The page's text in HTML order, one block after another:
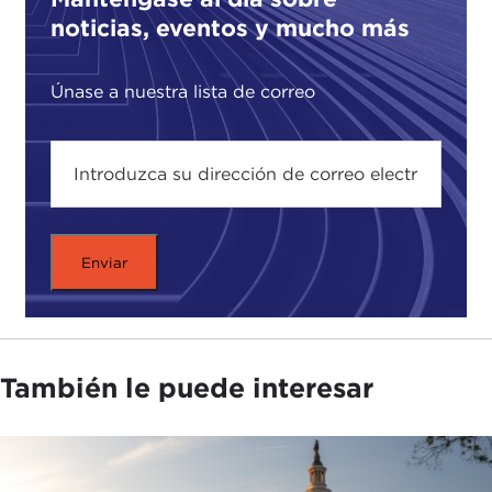
noticias, eventos y mucho más
Únase a nuestra lista de correo
age of mass-surveillance, and its implications for
democracy, personal data, elections, and human
rights.
También le puede interesar